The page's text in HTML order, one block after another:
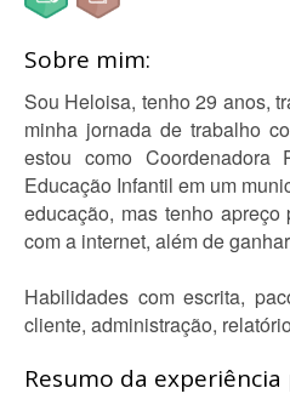
Sobre mim:
Sou Heloisa, tenho 29 anos,
minha jornada de trabalho
estou como Coordenadora
Educação Infantil em um
educação, mas tenho
com a internet, além de
Habilidades com escrita,
cliente, administração,
Resumo da